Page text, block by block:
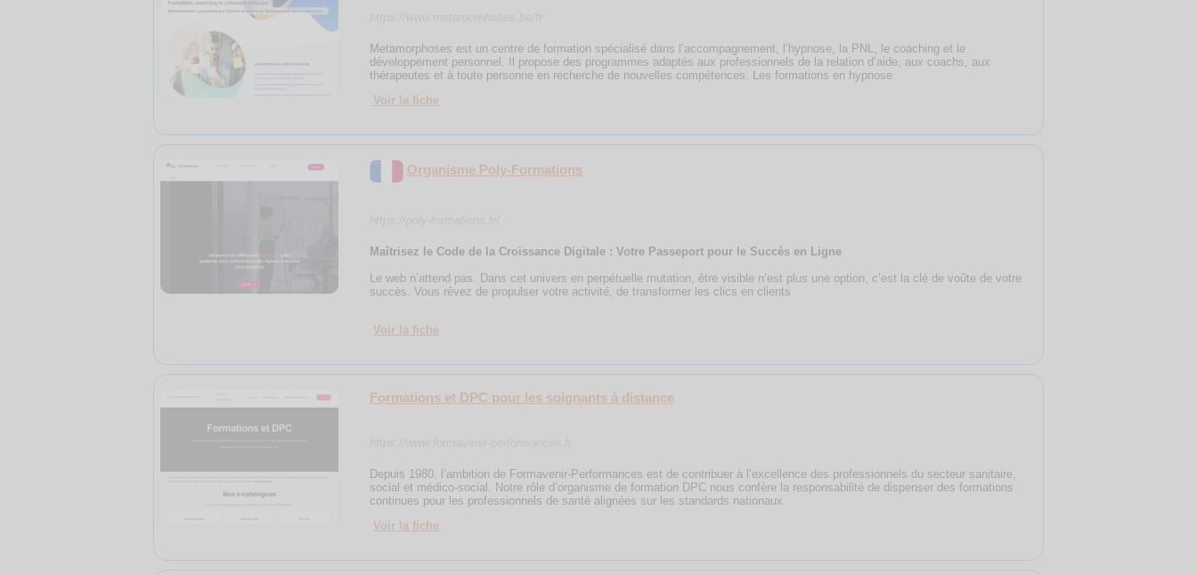
Metamorphoses est un centre de formation spécialisé dans l’accompagnement, l’hypnose, la PNL, le coaching et le
développement personnel. Il propose des programmes adaptés aux professionnels de la relation d’aide, aux coachs, aux
thérapeutes et à toute personne en recherche de nouvelles compétences. Les formations en hypnose
Voir la fiche
Organisme Poly-Formations
Maîtrisez le Code de la Croissance Digitale : Votre Passeport pour le Succès en Ligne
Le web n’attend pas. Dans cet univers en perpétuelle mutation, être visible n’est plus une option, c’est la clé de voûte de votre
succès. Vous rêvez de propulser votre activité, de transformer les clics en clients
Voir la fiche
Formations et DPC pour les soignants à distance
Depuis 1980, l’ambition de Formavenir-Performances est de contribuer à l’excellence des professionnels du secteur sanitaire,
social et médico-social. Notre rôle d’organisme de formation DPC nous confère la responsabilité de dispenser des formations
continues pour les professionnels de santé alignées sur les standards nationaux
Voir la fiche